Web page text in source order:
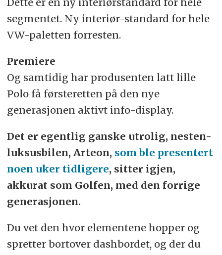
segmentet. Ny interiør-standard for hele
VW-paletten forresten.
Premiere
Og samtidig har produsenten latt lille
Polo få førsteretten på den nye
generasjonen aktivt info-display.
Det er egentlig ganske utrolig, nesten-
luksusbilen, Arteon, som ble presentert
noen uker tidligere, sitter igjen,
akkurat som Golfen, med den forrige
generasjonen.
Du vet den hvor elementene hopper og
spretter bortover dashbordet, og der du